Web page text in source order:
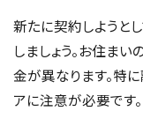
新たに契約しようと
しましょう。お住ま
金が異なります。特
アに注意が必要です。